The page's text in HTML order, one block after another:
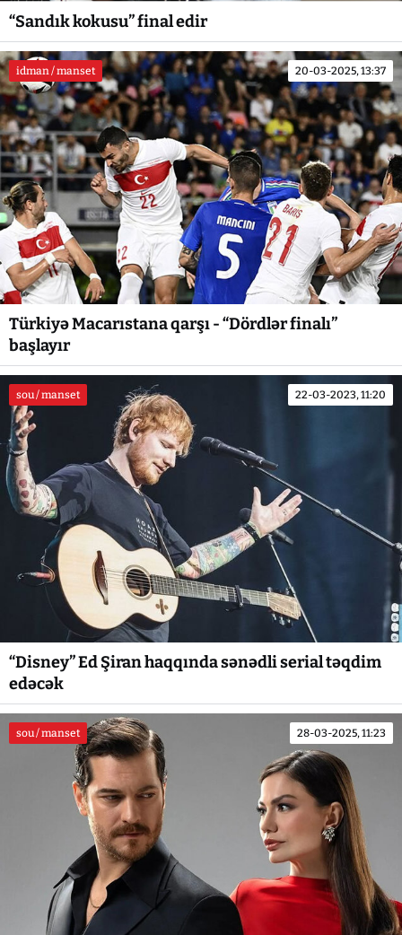
“Sandık kokusu” final edir
idman / manset 20-03-2025, 13:37
Türkiyə Macarıstana qarşı - “Dördlər finalı”
başlayır
sou / manset 22-03-2023, 11:20
“Disney” Ed Şiran haqqında sənədli serial təqdim
edəcək
sou / manset 28-03-2025, 11:23